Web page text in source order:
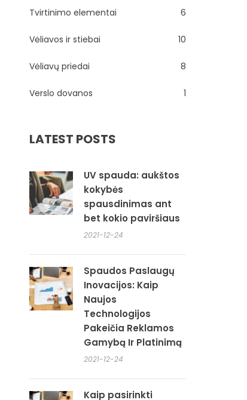
Tvirtinimo elementai 6
Vėliavos ir stiebai 10
Vėliavų priedai 8
Verslo dovanos 1
LATEST POSTS
UV spauda: aukštos
kokybės
spausdinimas ant
bet kokio paviršiaus
2021-12-24
Spaudos Paslaugų
Inovacijos: Kaip
Naujos
Technologijos
Pakeičia Reklamos
Gamybą Ir Platinimą
2021-12-24
Kaip pasirinkti